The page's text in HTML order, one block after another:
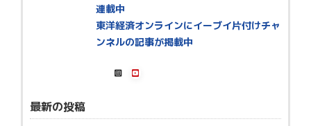
連載中
東洋経済オンラインにイーブイ片付けチャ
ンネルの記事が掲載中
最新の投稿